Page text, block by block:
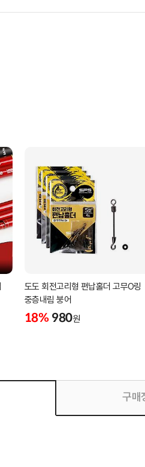
도도 회전고리형 편납홀더 고무O링
중층내림 붕어
18% 980원
구매